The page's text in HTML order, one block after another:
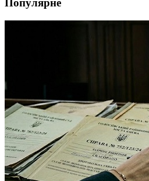
Популярне